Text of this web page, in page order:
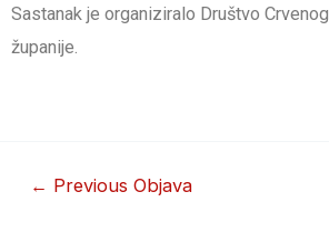
Sastanak je organiziralo Društvo
županije.
← Previous Objava